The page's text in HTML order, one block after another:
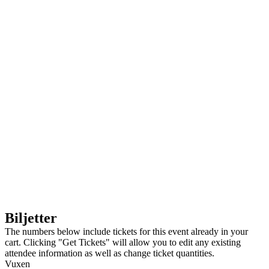
Biljetter
The numbers below include tickets for this event already in your
cart. Clicking "Get Tickets" will allow you to edit any existing
attendee information as well as change ticket quantities.
Vuxen